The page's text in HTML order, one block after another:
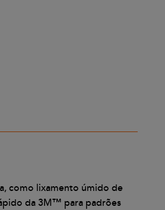
como lixamento úmido de
da 3M™ para padrões